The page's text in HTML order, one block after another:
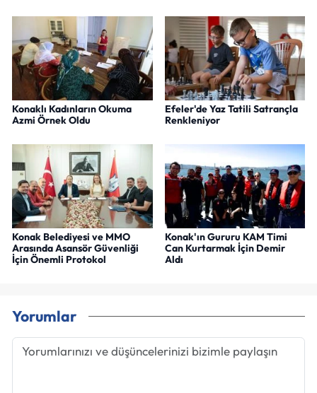
Konaklı Kadınların Okuma
Azmi Örnek Oldu
Efeler'de Yaz Tatili Satrançla
Renkleniyor
Konak Belediyesi ve MMO
Arasında Asansör Güvenliği
İçin Önemli Protokol
Konak'ın Gururu KAM Timi
Can Kurtarmak İçin Demir
Aldı
Yorumlar